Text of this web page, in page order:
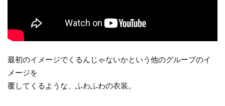
最初のイメージでくるんじゃないかという他のグループのイ
メージを
覆してくるような、ふわふわの衣装。